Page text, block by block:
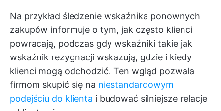
Na przykład śledzenie wskaźnika ponownych
zakupów informuje o tym, jak często klienci
powracają, podczas gdy wskaźniki takie jak
wskaźnik rezygnacji wskazują, gdzie i kiedy
klienci mogą odchodzić. Ten wgląd pozwala
firmom skupić się na niestandardowym
podejściu do klienta i budować silniejsze relacje